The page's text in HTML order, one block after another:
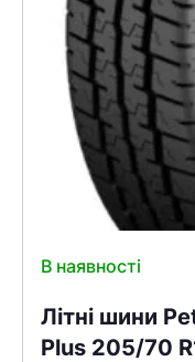
В наявності
Літні шини
Plus 205/70